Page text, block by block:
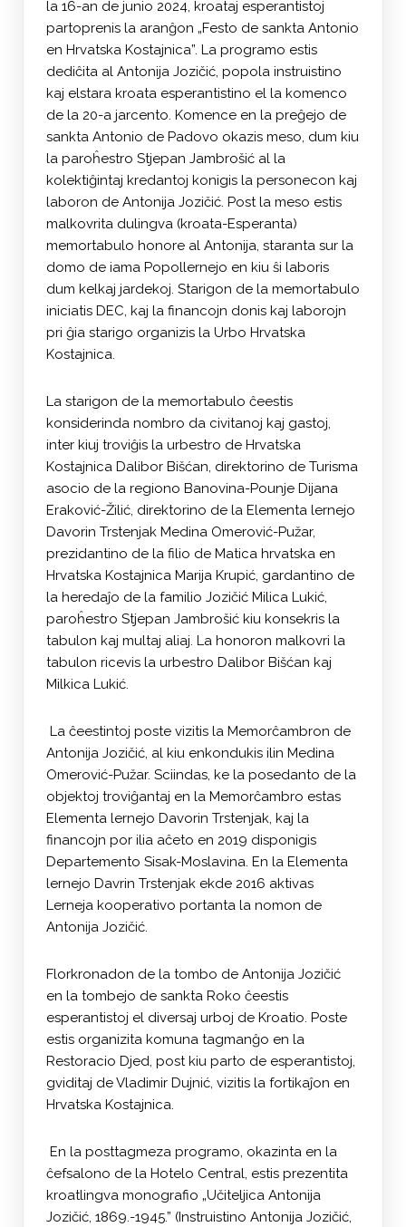
la 16-an de junio 2024, kroataj esperantistoj
partoprenis la aranĝon „Festo de sankta Antonio
en Hrvatska Kostajnica”. La programo estis
dediĉita al Antonija Jozičić, popola instruistino
kaj elstara kroata esperantistino el la komenco
de la 20-a jarcento. Komence en la preĝejo de
sankta Antonio de Padovo okazis meso, dum kiu
la paroĥestro Stjepan Jambrošić al la
kolektiĝintaj kredantoj konigis la personecon kaj
laboron de Antonija Jozičić. Post la meso estis
malkovrita dulingva (kroata-Esperanta)
memortabulo honore al Antonija, staranta sur la
domo de iama Popollernejo en kiu ŝi laboris
dum kelkaj jardekoj. Starigon de la memortabulo
iniciatis DEC, kaj la financojn donis kaj laborojn
pri ĝia starigo organizis la Urbo Hrvatska
Kostajnica.
La starigon de la memortabulo ĉeestis
konsiderinda nombro da civitanoj kaj gastoj,
inter kiuj troviĝis la urbestro de Hrvatska
Kostajnica Dalibor Bišćan, direktorino de Turisma
asocio de la regiono Banovina-Pounje Dijana
Eraković-Žilić, direktorino de la Elementa lernejo
Davorin Trstenjak Medina Omerović-Pužar,
prezidantino de la filio de Matica hrvatska en
Hrvatska Kostajnica Marija Krupić, gardantino de
la heredaĵo de la familio Jozičić Milica Lukić,
paroĥestro Stjepan Jambrošić kiu konsekris la
tabulon kaj multaj aliaj. La honoron malkovri la
tabulon ricevis la urbestro Dalibor Bišćan kaj
Milkica Lukić.
La ĉeestintoj poste vizitis la Memorĉambron de
Antonija Jozičić, al kiu enkondukis ilin Medina
Omerović-Pužar. Sciindas, ke la posedanto de la
objektoj troviĝantaj en la Memorĉambro estas
Elementa lernejo Davorin Trstenjak, kaj la
financojn por ilia aĉeto en 2019 disponigis
Departemento Sisak-Moslavina. En la Elementa
lernejo Davrin Trstenjak ekde 2016 aktivas
Lerneja kooperativo portanta la nomon de
Antonija Jozičić.
Florkronadon de la tombo de Antonija Jozičić
en la tombejo de sankta Roko ĉeestis
esperantistoj el diversaj urboj de Kroatio. Poste
estis organizita komuna tagmanĝo en la
Restoracio Djed, post kiu parto de esperantistoj,
gviditaj de Vladimir Dujnić, vizitis la fortikaĵon en
Hrvatska Kostajnica.
En la posttagmeza programo, okazinta en la
ĉefsalono de la Hotelo Central, estis prezentita
kroatlingva monografio „Učiteljica Antonija
Jozičić, 1869.-1945.” (Instruistino Antonija Jozičić,